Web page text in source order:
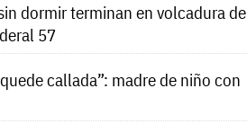
dormir terminan en volcadura de
57
callada”: madre de niño con